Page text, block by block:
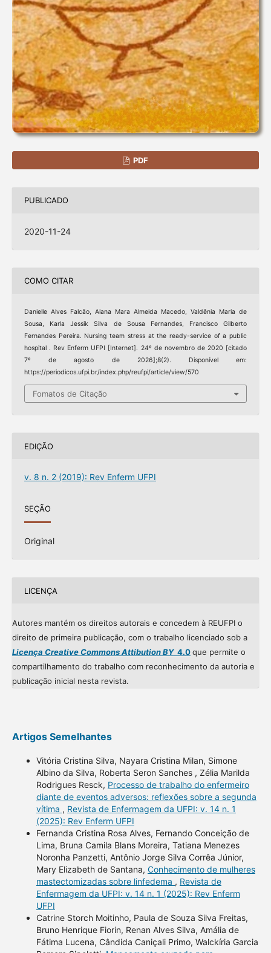
PDF
PUBLICADO
2020-11-24
COMO CITAR
Danielle Alves Falcão, Alana Mara Almeida Macedo, Valdênia Maria de
Sousa, Karla Jessik Silva de Sousa Fernandes, Francisco Gilberto
Fernandes Pereira. Nursing team stress at the ready-service of a public
hospital . Rev Enferm UFPI [Internet]. 24º de novembro de 2020 [citado
7º de agosto de 2026];8(2). Disponível em:
https://periodicos.ufpi.br/index.php/reufpi/article/view/570
Fomatos de Citação
EDIÇÃO
v. 8 n. 2 (2019): Rev Enferm UFPI
SEÇÃO
Original
LICENÇA
Autores mantém os direitos autorais e concedem à REUFPI o
direito de primeira publicação, com o trabalho licenciado sob a
Licença Creative Commons Attibution BY4.0que permite o
compartilhamento do trabalho com reconhecimento da autoria e
publicação inicial nesta revista.
Artigos Semelhantes
Vitória Cristina Silva, Nayara Cristina Milan, Simone
Albino da Silva, Roberta Seron Sanches , Zélia Marilda
Rodrigues Resck, Processo de trabalho do enfermeiro
diante de eventos adversos: reflexões sobre a segunda
vítima , Revista de Enfermagem da UFPI: v. 14 n. 1
(2025): Rev Enferm UFPI
Fernanda Cristina Rosa Alves, Fernando Conceição de
Lima, Bruna Camila Blans Moreira, Tatiana Menezes
Noronha Panzetti, Antônio Jorge Silva Corrêa Júnior,
Mary Elizabeth de Santana, Conhecimento de mulheres
mastectomizadas sobre linfedema , Revista de
Enfermagem da UFPI: v. 14 n. 1 (2025): Rev Enferm
UFPI
Catrine Storch Moitinho, Paula de Souza Silva Freitas,
Bruno Henrique Fiorin, Renan Alves Silva, Amália de
Fátima Lucena, Cândida Caniçali Primo, Walckíria Garcia